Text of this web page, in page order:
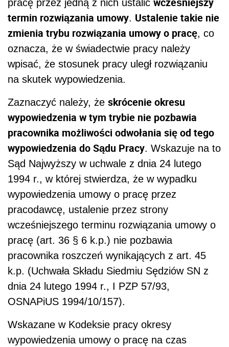
pracę przez jedną z nich ustalić
termin rozwiązania umowy. Ustalenie takie nie
zmienia trybu rozwiązania umowy o pracę, co
oznacza, że w świadectwie pracy należy
wpisać, że stosunek pracy uległ rozwiązaniu
na skutek wypowiedzenia.
Zaznaczyć należy, że skrócenie okresu
wypowiedzenia w tym trybie nie pozbawia
pracownika możliwości odwołania się od tego
wypowiedzenia do Sądu Pracy. Wskazuje na to
Sąd Najwyższy w uchwale z dnia 24 lutego
1994 r., w której stwierdza, że w wypadku
wypowiedzenia umowy o pracę przez
pracodawcę, ustalenie przez strony
wcześniejszego terminu rozwiązania umowy o
pracę (art. 36 § 6 k.p.) nie pozbawia
pracownika roszczeń wynikających z art. 45
k.p. (Uchwała Składu Siedmiu Sędziów SN z
dnia 24 lutego 1994 r., I PZP 57/93,
OSNAPiUS 1994/10/157).
Wskazane w Kodeksie pracy okresy
wypowiedzenia umowy o pracę na czas